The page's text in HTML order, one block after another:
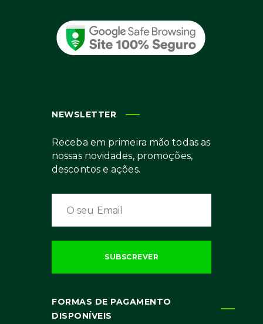
NEWSLETTER
Receba em primeira mão todas as
nossas novidades, promoções,
descontos e ações.
FORMAS DE PAGAMENTO
DISPONÍVEIS